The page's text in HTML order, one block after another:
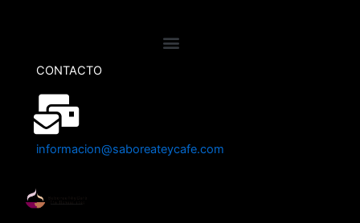
CONTACTO
informacion@saboreateycafe.com